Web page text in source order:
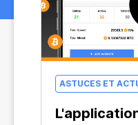
ASTUCES ET